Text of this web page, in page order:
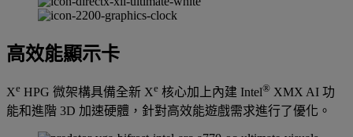
高效能顯示卡
Xe HPG 微架構具備全新 Xe 核心加上內建 Intel® XMX AI 功
能和進階 3D 加速硬體，針對高效能遊戲需求進行了優化。